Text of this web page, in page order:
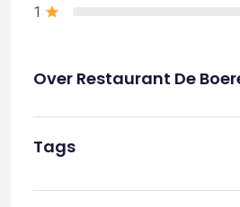
1
Over Restaurant De
Tags